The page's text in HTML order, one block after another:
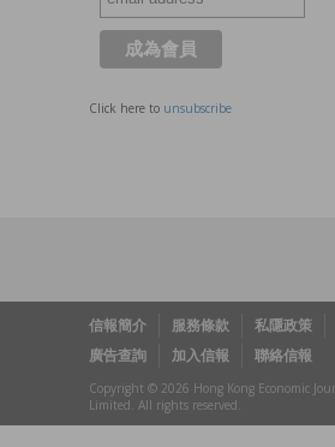
Click here to unsubscribe
信報簡介 服務條款 私隱政策
廣告查詢
加入信報 聯絡信報
Copyright © 2026 Hong Kong Economic
Limited. All rights reserved.